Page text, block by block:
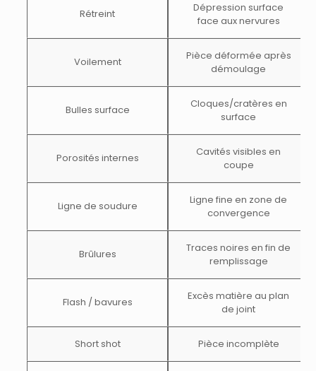
Rétreint
Dépression surface
face aux nervures
Voilement
Pièce déformée après
démoulage
Bulles surface
Cloques/cratères en
surface
Porosités internes
Cavités visibles en
coupe
Ligne de soudure
Ligne fine en zone de
convergence
Brûlures
Traces noires en fin de
remplissage
Flash / bavures
Excès matière au plan
de joint
Short shot Pièce incomplète